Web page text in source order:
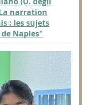
narration
: les sujets
Naples"